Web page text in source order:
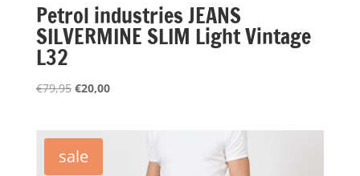
Petrol industries JEANS
SILVERMINE SLIM Light Vintage
L32
€79,95 Oorspronkelijke
€79,95.
€20,00Huidige
sale